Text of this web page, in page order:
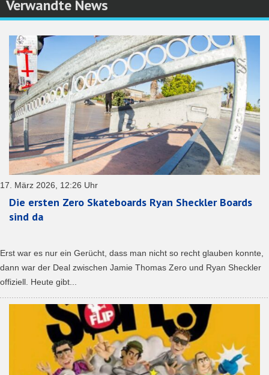
Verwandte News
17. März 2026, 12:26 Uhr
Die ersten Zero Skateboards Ryan Sheckler Boards
sind da
Erst war es nur ein Gerücht, dass man nicht so recht glauben konnte,
dann war der Deal zwischen Jamie Thomas Zero und Ryan Sheckler
offiziell. Heute gibt...